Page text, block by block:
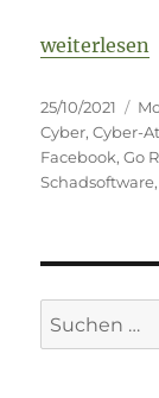
„Morning
weiterlesen
Veröffentlicht
am
25/10/2021
Cyber,Cyber-
Facebook,Go
Schadsoftware
Suche
nach: